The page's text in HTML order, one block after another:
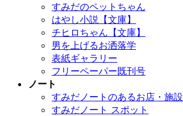
すみだのペットちゃん
はやし小説【文庫】
チヒロちゃん【文庫】
男を上げるお洒落学
表紙ギャラリー
フリーペーパー既刊号
ノート
すみだノートのあるお店・施設
すみだノート スポット